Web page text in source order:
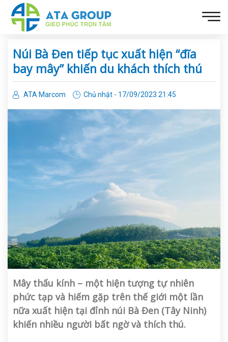
Núi Bà Đen tiếp tục xuất hiện “đĩa
bay mây” khiến du khách thích thú
ATA Marcom Chủ nhật - 17/09/2023 21:45
Mây thấu kính – một hiện tượng tự nhiên
phức tạp và hiếm gặp trên thế giới một lần
nữa xuất hiện tại đỉnh núi Bà Đen (Tây Ninh)
khiến nhiều người bất ngờ và thích thú.